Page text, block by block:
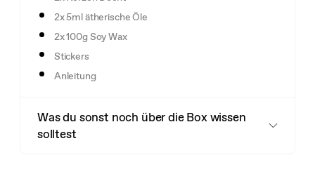
2x 5ml ätherische Öle
2x 100g Soy Wax
Stickers
Anleitung
Was du sonst noch über die Box wissen
solltest